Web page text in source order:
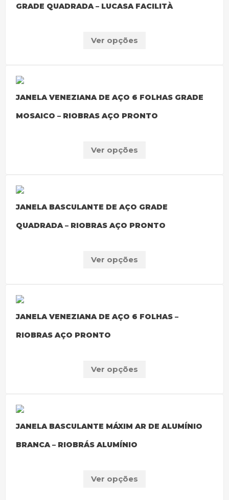
GRADE QUADRADA – LUCASA FACILITÀ
Ver opções
JANELA VENEZIANA DE AÇO 6 FOLHAS GRADE
MOSAICO – RIOBRAS AÇO PRONTO
Ver opções
JANELA BASCULANTE DE AÇO GRADE
QUADRADA – RIOBRAS AÇO PRONTO
Ver opções
JANELA VENEZIANA DE AÇO 6 FOLHAS –
RIOBRAS AÇO PRONTO
Ver opções
JANELA BASCULANTE MÁXIM AR DE ALUMÍNIO
BRANCA – RIOBRÁS ALUMÍNIO
Ver opções